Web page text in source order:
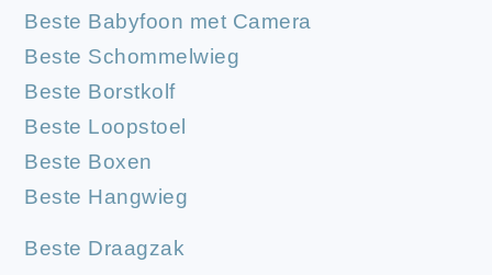
Beste Babyfoon met Camera
Beste Schommelwieg
Beste Borstkolf
Beste Loopstoel
Beste Boxen
Beste Hangwieg
Beste Draagzak